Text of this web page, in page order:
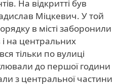
На відкритті був
Міцкевич. У той
в місті заборонили
і на центральних
тільки по вулиці
до першої години
з центральної частини